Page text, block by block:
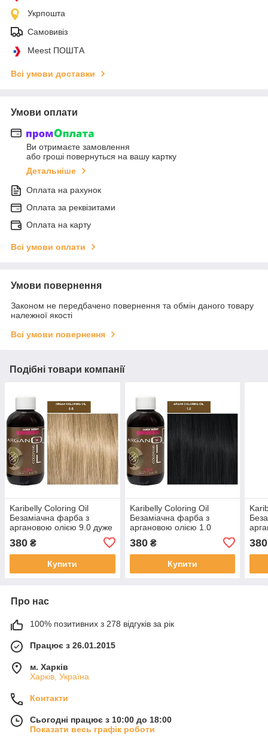
Укрпошта
Самовивіз
Meest ПОШТА
Всі умови доставки
Умови оплати
Ви отримаєте замовлення
або гроші повернуться на вашу картку
Детальніше
Оплата на рахунок
Оплата за реквізитами
Оплата на карту
Всі умови оплати
Умови повернення
Законом не передбачено повернення та обмін даного товару
належної якості
Всі умови повернення
Подібні товари компанії
Karibelly Coloring Oil
Безаміачна фарба з
аргановою олією 9.0 дуже
380 ₴
Купити
Karibelly Coloring Oil
Безаміачна фарба з
аргановою олією 1.0
380₴
Купити
380
Про нас
100% позитивних з 278 відгуків за рік
Працює з 26.01.2015
м. Харків
Харків, Україна
Контакти
Сьогодні працює з 10:00 до 18:00
Показати весь графік роботи